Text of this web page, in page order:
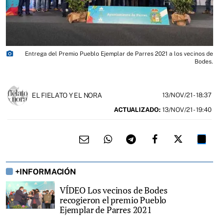
photo_camera
Entrega del Premio Pueblo Ejemplar de Parres 2021 a los vecinos de
Bodes.
EL FIELATO Y EL NORA 13/NOV/21- 18:37
ACTUALIZADO: 13/NOV/21 - 19:40
+INFORMACIÓN
VÍDEO Los vecinos de Bodes
recogieron el premio Pueblo
Ejemplar de Parres 2021